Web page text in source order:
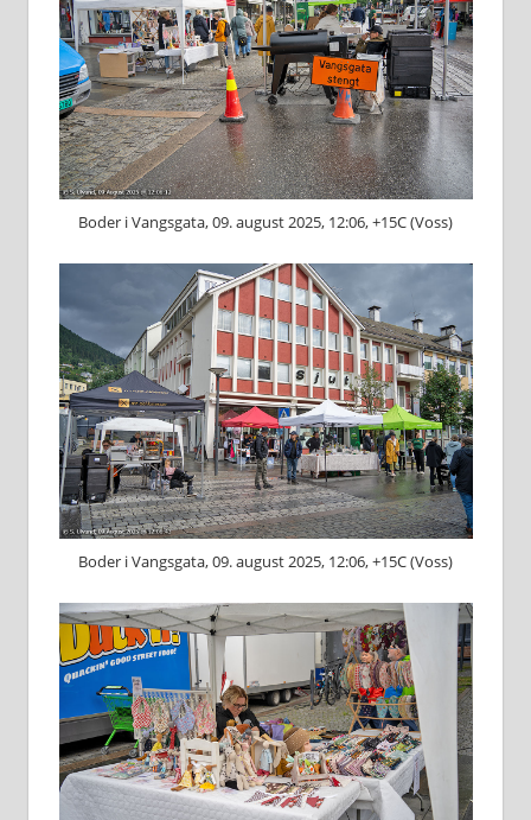
Boder i Vangsgata, 09. august 2025, 12:06, +15C (Voss)
Boder i Vangsgata, 09. august 2025, 12:06, +15C (Voss)